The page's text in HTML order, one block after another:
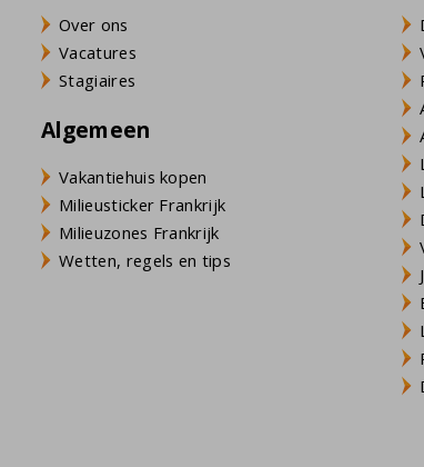
Over ons
Vacatures
Stagiaires
Algemeen
Vakantiehuis kopen
Milieusticker Frankrijk
Milieuzones Frankrijk
Wetten, regels en tips